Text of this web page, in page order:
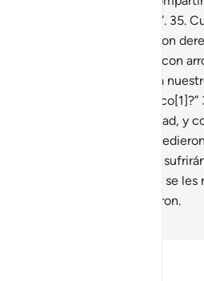
haré con los pecadores”. 35.
“No hay nada ni nadie con
salvo Dios”, respondían con
“¿Acaso vamos a dejar a
palabras de un poeta loco[1]?”
se presentó con la Verdad, y
los Profetas que lo
rechazaron el Mensaje]
Pero sepan que solo se
[ustedes mismos] hicieron.